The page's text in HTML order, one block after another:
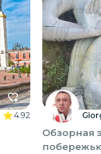
4.92
Обзорная